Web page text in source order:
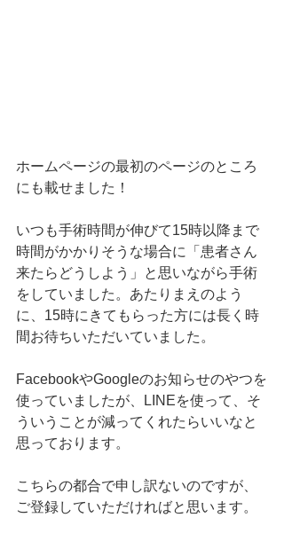
ホームページの最初のページのところ
にも載せました！
いつも手術時間が伸びて15時以降まで
時間がかかりそうな場合に「患者さん
来たらどうしよう」と思いながら手術
をしていました。あたりまえのよう
に、15時にきてもらった方には長く時
間お待ちいただいていました。
FacebookやGoogleのお知らせのやつを
使っていましたが、LINEを使って、そ
ういうことが減ってくれたらいいなと
思っております。
こちらの都合で申し訳ないのですが、
ご登録していただければと思います。